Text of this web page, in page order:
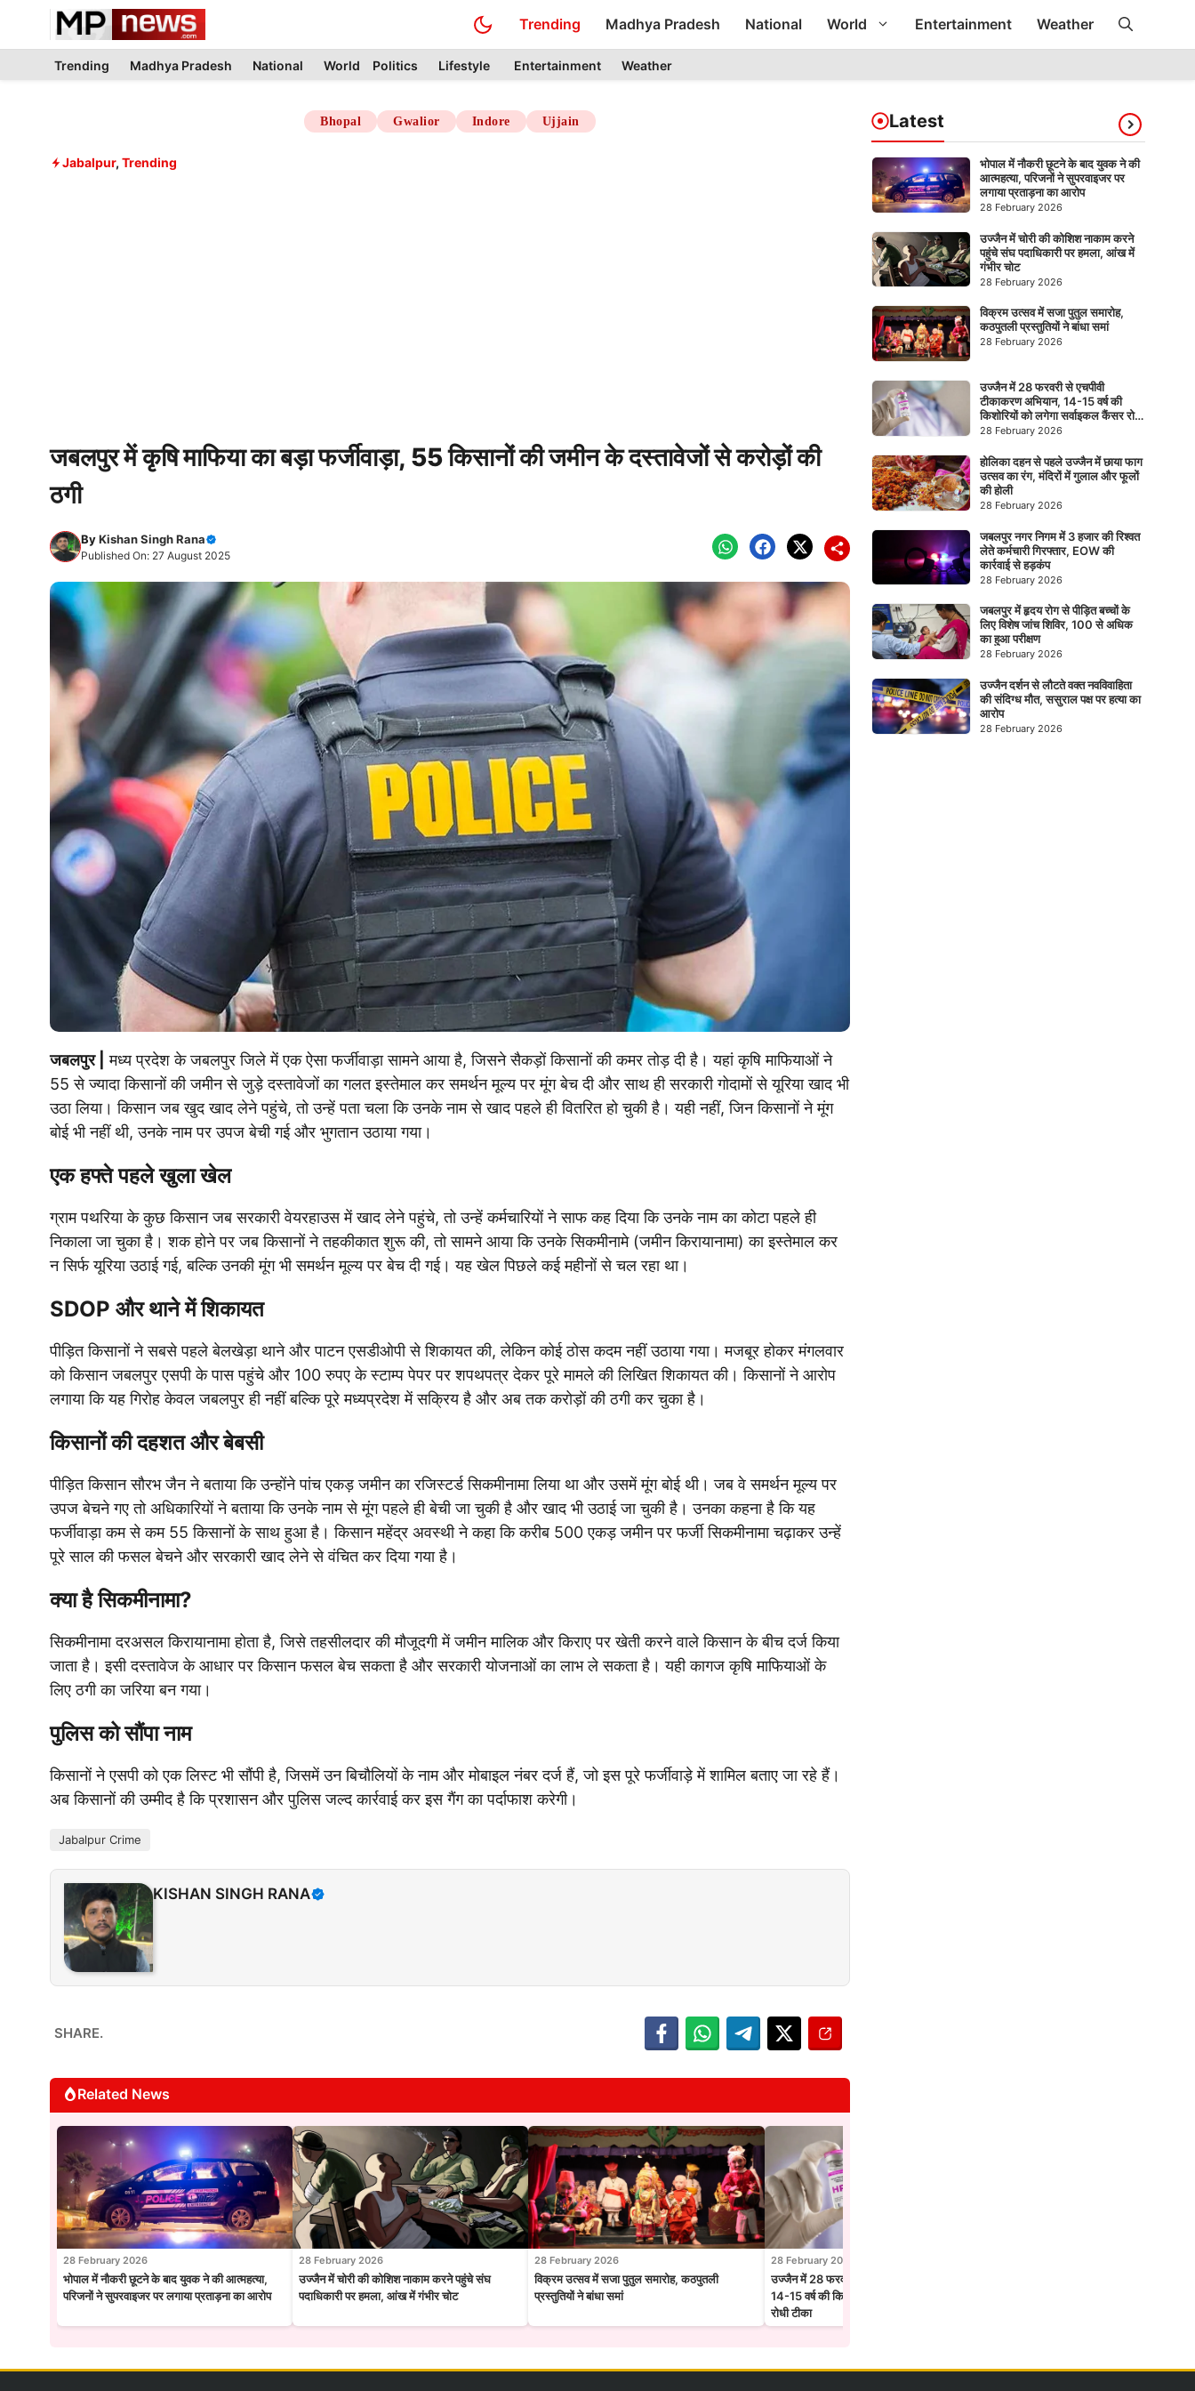
content
Trending Madhya Pradesh National World Entertainment Weather
Trending Madhya Pradesh National World Politics Lifestyle Entertainment Weather
Bhopal Gwalior Indore Ujjain
Jabalpur, Trending
जबलपुर में कृषि माफिया का बड़ा फर्जीवाड़ा, 55 किसानों की जमीन के दस्तावेजों से करोड़ों की
ठगी
ByKishan Singh Rana
Published On: 27 August 2025
जबलपुर |
मध्य प्रदेश के जबलपुर जिले में एक ऐसा फर्जीवाड़ा सामने आया है, जिसने सैकड़ों किसानों की कमर तोड़ दी है। यहां कृषि माफियाओं ने
55 से ज्यादा किसानों की जमीन से जुड़े दस्तावेजों का गलत इस्तेमाल कर समर्थन मूल्य पर मूंग बेच दी और साथ ही सरकारी गोदामों से यूरिया खाद भी
उठा लिया। किसान जब खुद खाद लेने पहुंचे, तो उन्हें पता चला कि उनके नाम से खाद पहले ही वितरित हो चुकी है। यही नहीं, जिन किसानों ने मूंग
बोई भी नहीं थी, उनके नाम पर उपज बेची गई और भुगतान उठाया गया।
एक हफ्ते पहले खुला खेल
ग्राम पथरिया के कुछ किसान जब सरकारी वेयरहाउस में खाद लेने पहुंचे, तो उन्हें कर्मचारियों ने साफ कह दिया कि उनके नाम का कोटा पहले ही
निकाला जा चुका है। शक होने पर जब किसानों ने तहकीकात शुरू की, तो सामने आया कि उनके सिकमीनामे (जमीन किरायानामा) का इस्तेमाल कर
न सिर्फ यूरिया उठाई गई, बल्कि उनकी मूंग भी समर्थन मूल्य पर बेच दी गई। यह खेल पिछले कई महीनों से चल रहा था।
SDOP और थाने में शिकायत
पीड़ित किसानों ने सबसे पहले बेलखेड़ा थाने और पाटन एसडीओपी से शिकायत की, लेकिन कोई ठोस कदम नहीं उठाया गया। मजबूर होकर मंगलवार
को किसान जबलपुर एसपी के पास पहुंचे और 100 रुपए के स्टाम्प पेपर पर शपथपत्र देकर पूरे मामले की लिखित शिकायत की। किसानों ने आरोप
लगाया कि यह गिरोह केवल जबलपुर ही नहीं बल्कि पूरे मध्यप्रदेश में सक्रिय है और अब तक करोड़ों की ठगी कर चुका है।
किसानों की दहशत और बेबसी
पीड़ित किसान सौरभ जैन ने बताया कि उन्होंने पांच एकड़ जमीन का रजिस्टर्ड सिकमीनामा लिया था और उसमें मूंग बोई थी। जब वे समर्थन मूल्य पर
उपज बेचने गए तो अधिकारियों ने बताया कि उनके नाम से मूंग पहले ही बेची जा चुकी है और खाद भी उठाई जा चुकी है। उनका कहना है कि यह
फर्जीवाड़ा कम से कम 55 किसानों के साथ हुआ है। किसान महेंद्र अवस्थी ने कहा कि करीब 500 एकड़ जमीन पर फर्जी सिकमीनामा चढ़ाकर उन्हें
पूरे साल की फसल बेचने और सरकारी खाद लेने से वंचित कर दिया गया है।
क्या है सिकमीनामा?
सिकमीनामा दरअसल किरायानामा होता है, जिसे तहसीलदार की मौजूदगी में जमीन मालिक और किराए पर खेती करने वाले किसान के बीच दर्ज किया
जाता है। इसी दस्तावेज के आधार पर किसान फसल बेच सकता है और सरकारी योजनाओं का लाभ ले सकता है। यही कागज कृषि माफियाओं के
लिए ठगी का जरिया बन गया।
पुलिस को सौंपा नाम
किसानों ने एसपी को एक लिस्ट भी सौंपी है, जिसमें उन बिचौलियों के नाम और मोबाइल नंबर दर्ज हैं, जो इस पूरे फर्जीवाड़े में शामिल बताए जा रहे हैं।
अब किसानों की उम्मीद है कि प्रशासन और पुलिस जल्द कार्रवाई कर इस गैंग का पर्दाफाश करेगी।
Jabalpur Crime
KISHAN SINGH RANA
SHARE.
Related News
28 February 2026
भोपाल में नौकरी छूटने के बाद युवक ने की आत्महत्या,
परिजनों ने सुपरवाइजर पर लगाया प्रताड़ना का आरोप
28 February 2026
उज्जैन में चोरी की कोशिश नाकाम करने पहुंचे संघ
पदाधिकारी पर हमला, आंख में गंभीर चोट
28 February 2026
विक्रम उत्सव में सजा पुतुल समारोह, कठपुतली
प्रस्तुतियों ने बांधा समां
28 February 2026
उज्जैन में 28 फरवरी से एचपीवी टीकाकरण अभियान,
14-15 वर्ष की किशोरियों को लगेगा सर्वाइकल कैंसर
रोधी टीका
Latest
भोपाल में नौकरी छूटने के बाद युवक ने की
आत्महत्या, परिजनों ने सुपरवाइजर पर
लगाया प्रताड़ना का आरोप
28 February 2026
उज्जैन में चोरी की कोशिश नाकाम करने
पहुंचे संघ पदाधिकारी पर हमला, आंख में
गंभीर चोट
28 February 2026
विक्रम उत्सव में सजा पुतुल समारोह,
कठपुतली प्रस्तुतियों ने बांधा समां
28 February 2026
उज्जैन में 28 फरवरी से एचपीवी
टीकाकरण अभियान, 14-15 वर्ष की
किशोरियों को लगेगा सर्वाइकल कैंसर रोधी
टीका
28 February 2026
होलिका दहन से पहले उज्जैन में छाया फाग
उत्सव का रंग, मंदिरों में गुलाल और फूलों
की होली
28 February 2026
जबलपुर नगर निगम में 3 हजार की रिश्वत
लेते कर्मचारी गिरफ्तार, EOW की
कार्रवाई से हड़कंप
28 February 2026
जबलपुर में हृदय रोग से पीड़ित बच्चों के
लिए विशेष जांच शिविर, 100 से अधिक
का हुआ परीक्षण
28 February 2026
उज्जैन दर्शन से लौटते वक्त नवविवाहिता
की संदिग्ध मौत, ससुराल पक्ष पर हत्या का
आरोप
28 February 2026